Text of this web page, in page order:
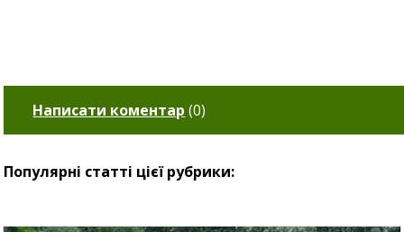
Написати коментар (0)
Популярні статті цієї рубрики: